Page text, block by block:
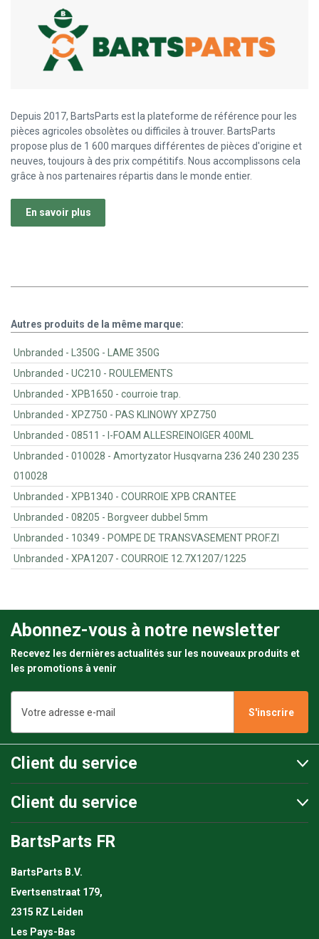
Depuis 2017, BartsParts est la plateforme de référence pour les
pièces agricoles obsolètes ou difficiles à trouver. BartsParts
propose plus de 1 600 marques différentes de pièces d'origine et
neuves, toujours à des prix compétitifs. Nous accomplissons cela
grâce à nos partenaires répartis dans le monde entier.
En savoir plus
Autres produits de la même marque:
Unbranded - L350G - LAME 350G
Unbranded - UC210 - ROULEMENTS
Unbranded - XPB1650 - courroie trap.
Unbranded - XPZ750 - PAS KLINOWY XPZ750
Unbranded - 08511 - I-FOAM ALLESREINOIGER 400ML
Unbranded - 010028 - Amortyzator Husqvarna 236 240 230 235
010028
Unbranded - XPB1340 - COURROIE XPB CRANTEE
Unbranded - 08205 - Borgveer dubbel 5mm
Unbranded - 10349 - POMPE DE TRANSVASEMENT PROF.ZI
Unbranded - XPA1207 - COURROIE 12.7X1207/1225
Abonnez-vous à notre newsletter
Recevez les dernières actualités sur les nouveaux produits et
les promotions à venir
mail
Client du service
Client du service
BartsParts FR
BartsParts B.V.
Evertsenstraat 179,
2315 RZ Leiden
Les Pays-Bas